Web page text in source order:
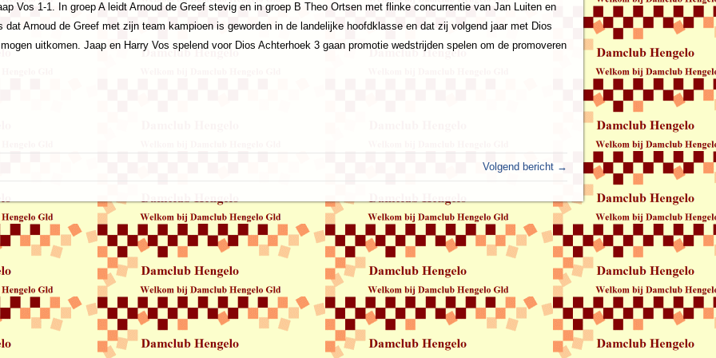
Vos 1-1. In groep A leidt Arnoud de Greef stevig en in groep B Theo Ortsen met flinke concurrentie van Jan Luiten en
Arnoud de Greef met zijn team kampioen is geworden in de landelijke hoofdklasse en dat zij volgend jaar met Dios
uitkomen. Jaap en Harry Vos spelend voor Dios Achterhoek 3 gaan promotie wedstrijden spelen om de promoveren
Volgend bericht →